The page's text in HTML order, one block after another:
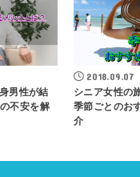
男性が結
不安を解
2018.09.07
シニア女性の
季節ごとのお
介